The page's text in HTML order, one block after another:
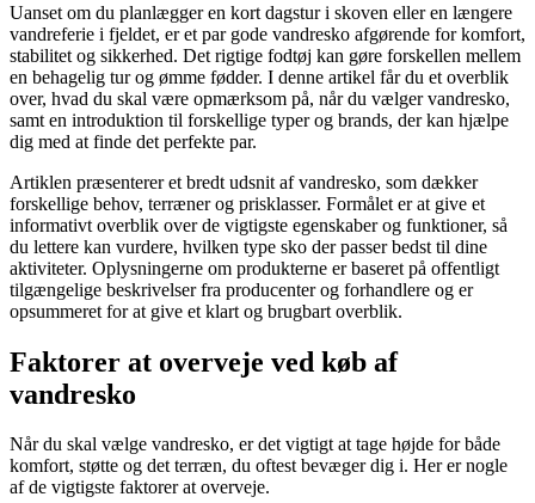
Uanset om du planlægger en kort dagstur i skoven eller en længere
vandreferie i fjeldet, er et par gode vandresko afgørende for komfort,
stabilitet og sikkerhed. Det rigtige fodtøj kan gøre forskellen mellem
en behagelig tur og ømme fødder. I denne artikel får du et overblik
over, hvad du skal være opmærksom på, når du vælger vandresko,
samt en introduktion til forskellige typer og brands, der kan hjælpe
dig med at finde det perfekte par.
Artiklen præsenterer et bredt udsnit af vandresko, som dækker
forskellige behov, terræner og prisklasser. Formålet er at give et
informativt overblik over de vigtigste egenskaber og funktioner, så
du lettere kan vurdere, hvilken type sko der passer bedst til dine
aktiviteter. Oplysningerne om produkterne er baseret på offentligt
tilgængelige beskrivelser fra producenter og forhandlere og er
opsummeret for at give et klart og brugbart overblik.
Faktorer at overveje ved køb af
vandresko
Når du skal vælge vandresko, er det vigtigt at tage højde for både
komfort, støtte og det terræn, du oftest bevæger dig i. Her er nogle
af de vigtigste faktorer at overveje.